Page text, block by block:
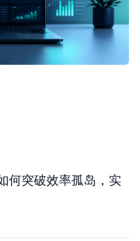
台
何突破效率孤岛，实